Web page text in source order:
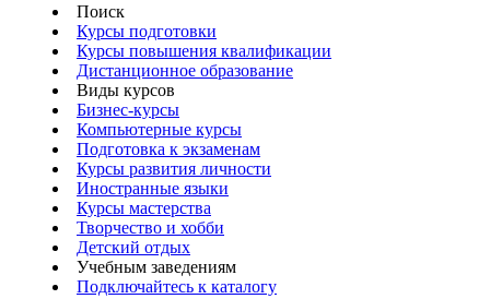
Поиск
Курсы подготовки
Курсы повышения квалификации
Дистанционное образование
Виды курсов
Бизнес-курсы
Компьютерные курсы
Подготовка к экзаменам
Курсы развития личности
Иностранные языки
Курсы мастерства
Творчество и хобби
Детский отдых
Учебным заведениям
Подключайтесь к каталогу